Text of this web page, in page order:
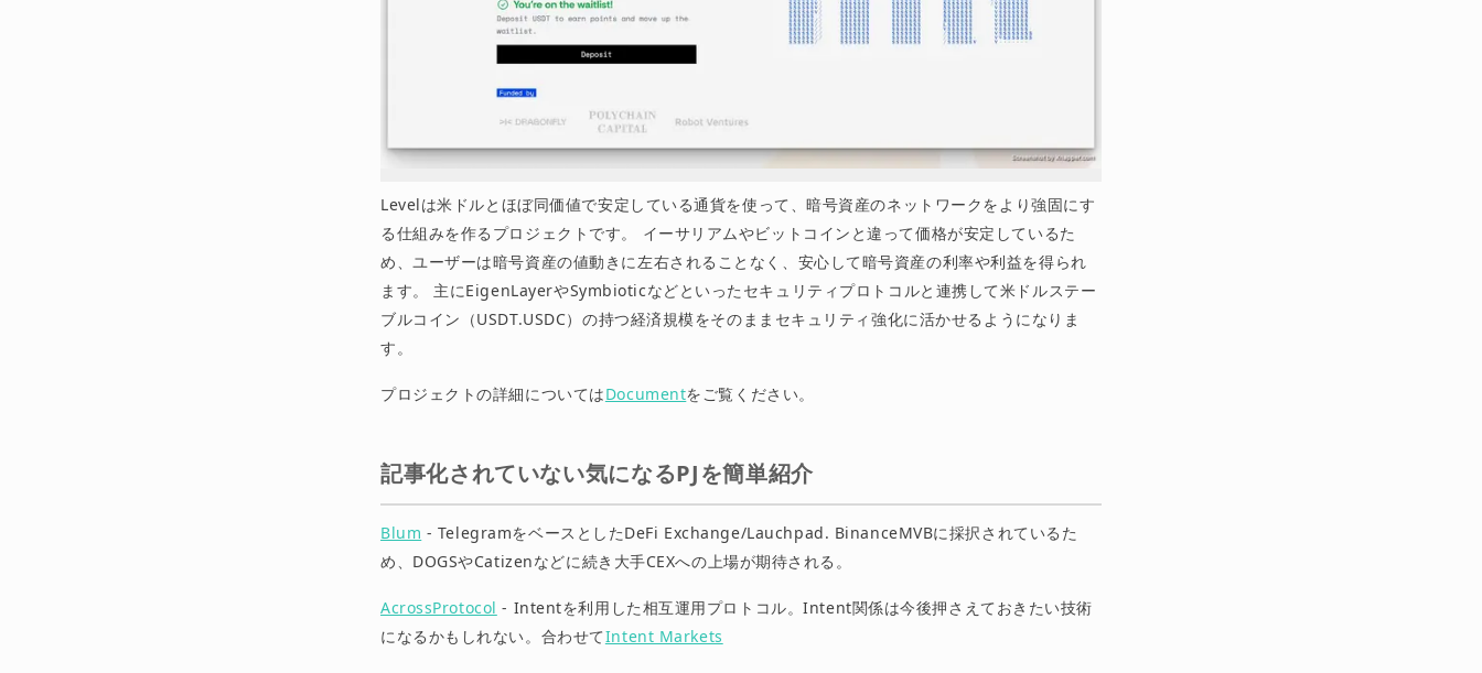
Levelは米ドルとほぼ同価値で安定している通貨を使って、暗号資産のネットワークをより強固にす
る仕組みを作るプロジェクトです。 イーサリアムやビットコインと違って価格が安定しているた
め、ユーザーは暗号資産の値動きに左右されることなく、安心して暗号資産の利率や利益を得られ
ます。 主にEigenLayerやSymbioticなどといったセキュリティプロトコルと連携して米ドルステー
ブルコイン（USDT.USDC）の持つ経済規模をそのままセキュリティ強化に活かせるようになりま
す。
プロジェクトの詳細についてはDocumentをご覧ください。
記事化されていない気になるPJを簡単紹介
Blum - TelegramをベースとしたDeFi Exchange/Lauchpad. BinanceMVBに採択されているた
め、DOGSやCatizenなどに続き大手CEXへの上場が期待される。
AcrossProtocol - Intentを利用した相互運用プロトコル。Intent関係は今後押さえておきたい技術
になるかもしれない。合わせてIntent Markets